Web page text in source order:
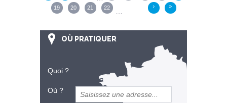
19 20 21 22 … › »
OÙ PRATIQUER
Quoi ?
Où ?